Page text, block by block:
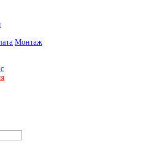
Монтаж